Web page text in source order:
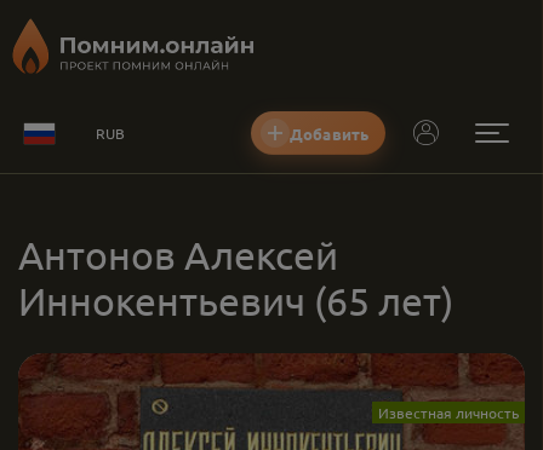
RUB Добавить
Антонов Алексей
Иннокентьевич (65 лет)
Известная личность